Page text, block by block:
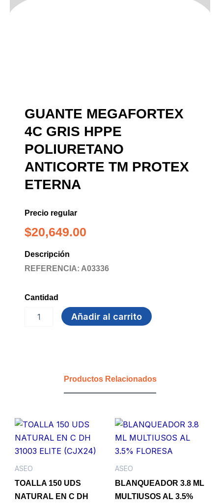
GUANTE MEGAFORTEX
4C GRIS HPPE
POLIURETANO
ANTICORTE TM PROTEX
ETERNA
Precio regular
$20,649.00
Descripción
REFERENCIA: A03336
Cantidad
MEGAFORTEX Añadir al carrito
Productos Relacionados
ASEO
TOALLA 150 UDS
NATURAL EN C DH
ASEO
BLANQUEADOR 3.8 ML
MULTIUSOS AL 3.5%